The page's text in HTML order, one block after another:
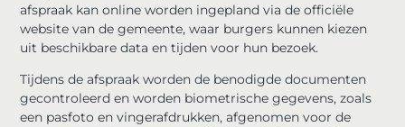
afspraak kan online worden ingepland via de officiële
website van de gemeente, waar burgers kunnen kiezen
uit beschikbare data en tijden voor hun bezoek.
Tijdens de afspraak worden de benodigde documenten
gecontroleerd en worden biometrische gegevens, zoals
een pasfoto en vingerafdrukken, afgenomen voor de